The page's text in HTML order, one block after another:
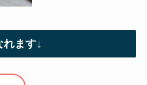
ます↓